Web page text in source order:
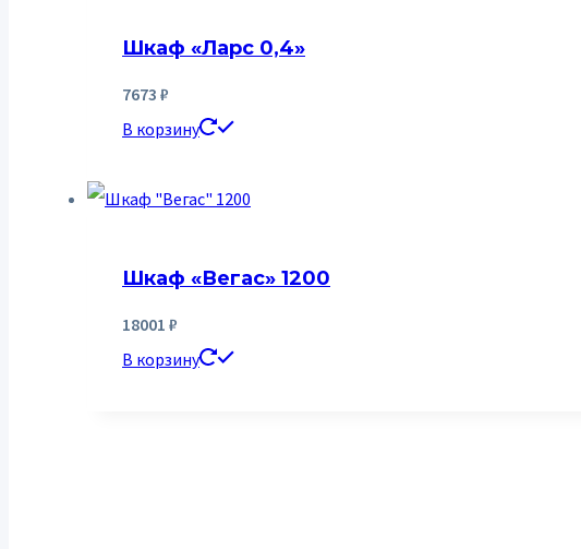
Шкаф «Ларс 0,4»
7673 ₽
В корзину
Шкаф «Вегас» 1200
18001 ₽
В корзину